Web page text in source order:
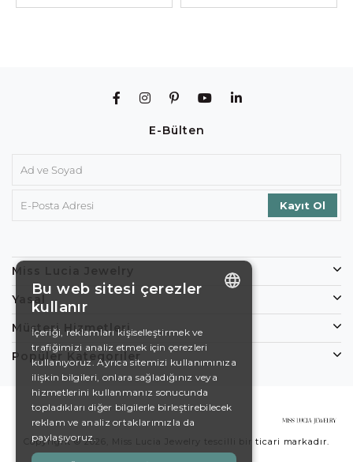
E-Bülten
Miss Lucia Jewelry
Yasal
Müşteri Hizmetleri
Popüler Kategoriler
Copyright © 2026, Miss Lucia Jewelry tescilli bir ticari markadır.
DE
EN
SWEDISH
TURKISH
Bu web sitesi çerezler
kullanır
İçeriği, reklamları kişiselleştirmek ve
trafiğimizi analiz etmek için çerezleri
kullanıyoruz. Ayrıca sitemizi kullanımınıza
ilişkin bilgileri, onlara sağladığınız veya
hizmetlerini kullanmanız sonucunda
topladıkları diğer bilgilerle birleştirebilecek
reklam ve analiz ortaklarımızla da
paylaşıyoruz.